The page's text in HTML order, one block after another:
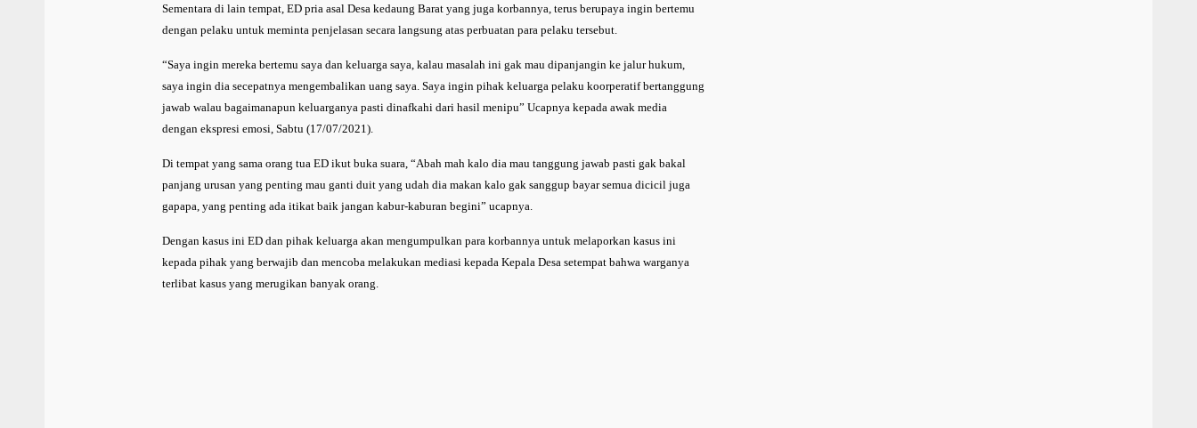
Sementara di lain tempat, ED pria asal Desa kedaung Barat yang juga korbannya, terus berupaya ingin bertemu
dengan pelaku untuk meminta penjelasan secara langsung atas perbuatan para pelaku tersebut.
“Saya ingin mereka bertemu saya dan keluarga saya, kalau masalah ini gak mau dipanjangin ke jalur hukum,
saya ingin dia secepatnya mengembalikan uang saya. Saya ingin pihak keluarga pelaku koorperatif bertanggung
jawab walau bagaimanapun keluarganya pasti dinafkahi dari hasil menipu” Ucapnya kepada awak media
dengan ekspresi emosi, Sabtu (17/07/2021).
Di tempat yang sama orang tua ED ikut buka suara, “Abah mah kalo dia mau tanggung jawab pasti gak bakal
panjang urusan yang penting mau ganti duit yang udah dia makan kalo gak sanggup bayar semua dicicil juga
gapapa, yang penting ada itikat baik jangan kabur-kaburan begini” ucapnya.
Dengan kasus ini ED dan pihak keluarga akan mengumpulkan para korbannya untuk melaporkan kasus ini
kepada pihak yang berwajib dan mencoba melakukan mediasi kepada Kepala Desa setempat bahwa warganya
terlibat kasus yang merugikan banyak orang.